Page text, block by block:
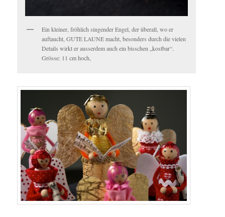
Ein kleiner, fröhlich singender Engel, der überall, wo er
auftaucht, GUTE LAUNE macht, besonders durch die vielen
Details wirkt er ausserdem auch ein bisschen „kostbar“.
Grösse: 11 cm hoch,